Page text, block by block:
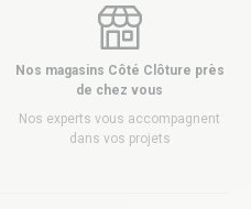
Nos magasins Côté Clôture près
de chez vous
Nos experts vous accompagnent
dans vos projets